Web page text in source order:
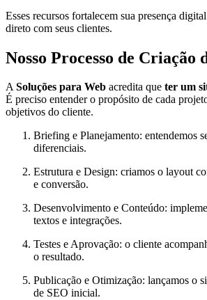
Esses recursos fortalecem sua presença
direto com seus clientes.
Nosso Processo de Criação
ASoluções para Web acredita que ter um
É preciso entender o propósito de cada
objetivos do cliente.
Briefing e Planejamento: entendemos
diferenciais.
Estrutura e Design: criamos o layout
e conversão.
Desenvolvimento e Conteúdo:
textos e integrações.
Testes e Aprovação: o cliente
o resultado.
Publicação e Otimização: lançamos o
de SEO inicial.